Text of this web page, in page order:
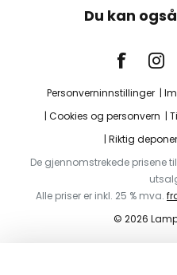
Du kan
Personverninnstillinger
Cookies og personvern
Riktig
De gjennomstrekede prisene
Alle priser er inkl. 25 % mva.
© 2026